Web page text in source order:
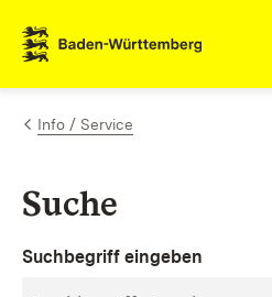
Zum Inhalt springen
Link zur Startseite
Info / Service
Suche
Suchbegriff eingeben